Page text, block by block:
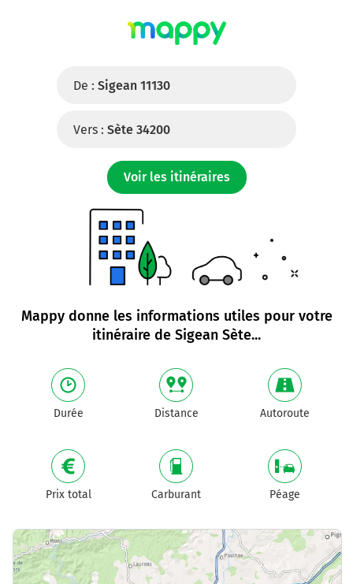
De : Sigean 11130
Vers : Sète 34200
Voir les itinéraires
Mappy donne les informations utiles pour votre
itinéraire de Sigean Sète...
Durée Distance Autoroute
Prix total Carburant Péage